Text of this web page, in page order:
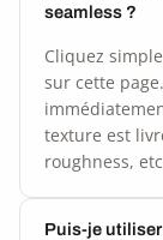
seamless ?
Cliquez
sur cette
texture est
roughness,
Puis-je